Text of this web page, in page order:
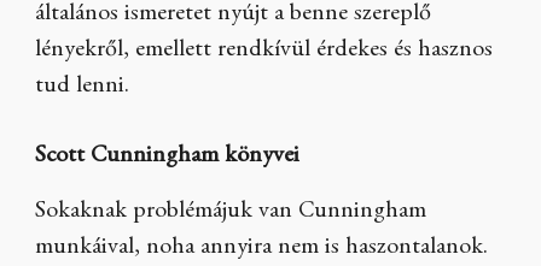
általános ismeretet nyújt a benne szereplő
lényekről, emellett rendkívül érdekes és hasznos
tud lenni.
Scott Cunningham könyvei
Sokaknak problémájuk van Cunningham
munkáival, noha annyira nem is haszontalanok.